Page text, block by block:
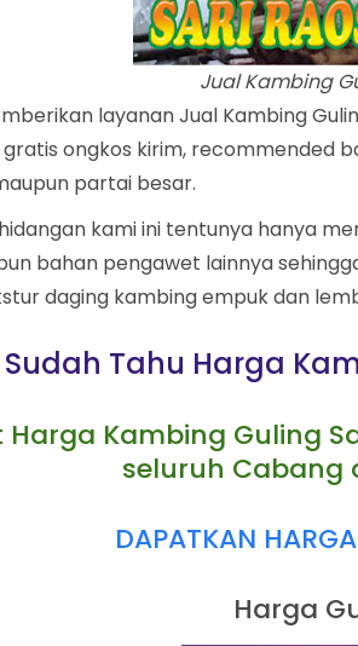
Jual Kambing
layanan Jual Kambing
gratis ongkos kirim, recommended
partai besar.
kami ini tentunya hanya
bahan pengawet lainnya
daging kambing empuk dan
Sudah Tahu Harga
Harga Kambing Guling
seluruh Cabang
DAPATKAN
Harga